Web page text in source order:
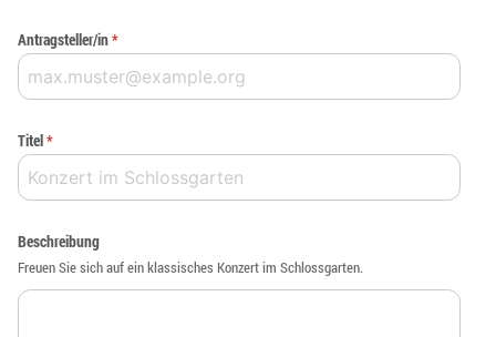
Antragsteller/in*
Titel*
Beschreibung
Freuen Sie sich auf ein klassisches Konzert im Schlossgarten.